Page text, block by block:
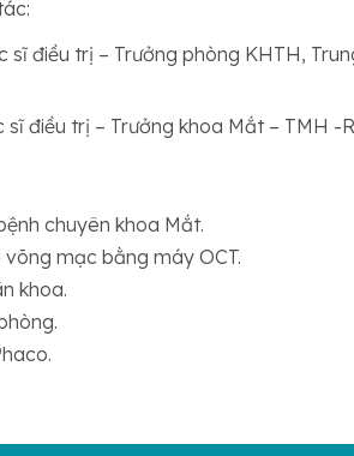
sĩ điều trị – Trưởng phòng KHTH,
sĩ điều trị – Trưởng khoa Mắt – TMH -
chuyên khoa Mắt.
mạc bằng máy OCT.
khoa.